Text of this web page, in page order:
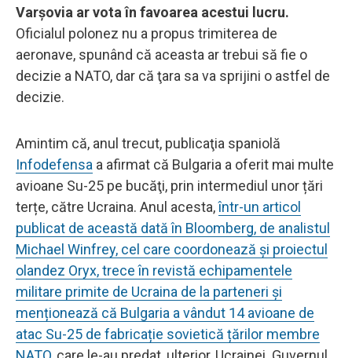
Varşovia ar vota în favoarea acestui lucru.
Oficialul polonez nu a propus trimiterea de
aeronave, spunând că aceasta ar trebui să fie o
decizie a NATO, dar că ţara sa va sprijini o astfel de
decizie.
Amintim că, anul trecut, publicaţia spaniolă
Infodefensa a afirmat că Bulgaria a oferit mai multe
avioane Su-25 pe bucăţi, prin intermediul unor țări
terțe, către Ucraina. Anul acesta,într-un articol
publicat de această dată în Bloomberg, de analistul
Michael Winfrey, cel care coordonează și proiectul
olandez Oryx, trece în revistă echipamentele
militare primite de Ucraina de la parteneri și
menționează că Bulgaria a vândut 14 avioane de
atac Su-25 de fabricație sovietică țărilor membre